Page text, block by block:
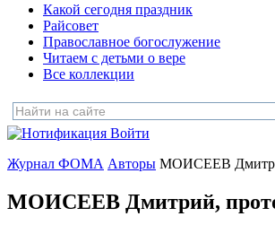
Какой сегодня праздник
Райсовет
Православное богослужение
Читаем с детьми о вере
Все коллекции
Войти
Журнал ФОМА Авторы МОИСЕЕВ
МОИСЕЕВ Дмитрий,